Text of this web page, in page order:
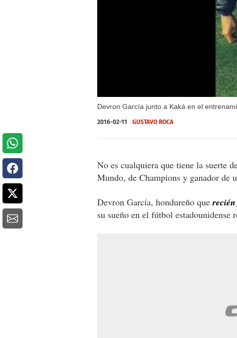
Devron García junto a Kaká en el
2016-02-11 GUSTAVO ROCA
No es cualquiera que tiene la suerte
Mundo, de Champions y ganador de
Devron García, hondureño que
su sueño en el fútbol estadounidense